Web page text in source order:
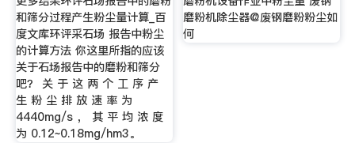
和筛分过程产生粉尘量计算_百
度文库环评采石场 报告中粉尘
的计算方法 你这里所指的应该
关于石场报告中的磨粉和筛分
吧？ 关 于 这 两 个 工 序 产
生 粉 尘 排 放 速 率 为
4440mg/s ， 其 平 均 浓 度
为 0.12~0.18mg/hm3。
磨粉机除尘器@废钢磨粉粉尘如
何